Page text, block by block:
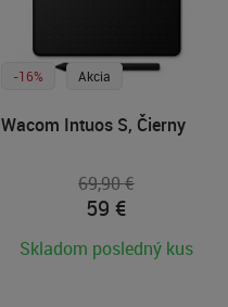
-16% Akcia
Wacom Intuos S, Čierny
69,90 €
59 €
Skladom posledný kus